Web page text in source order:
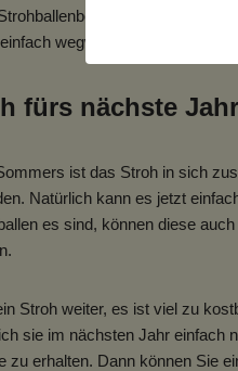
sichere. Dort
wegwerfen.
fürs nächste
ist das Stroh in sich
Natürlich kann es jetzt
es sind, können diese
Stroh weiter, es ist viel zu
sie im nächsten Jahr einfach
zu erhalten. Dann können Sie